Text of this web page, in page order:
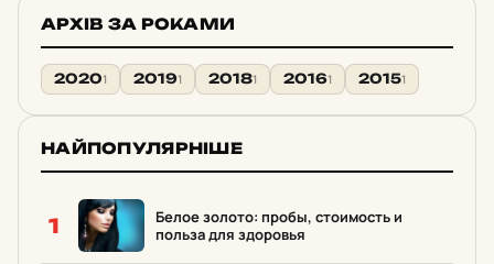
АРХІВ ЗА РОКАМИ
20201 20191 20181 20161 20151
НАЙПОПУЛЯРНІШЕ
1
Белое золото: пробы, стоимость и
польза для здоровья